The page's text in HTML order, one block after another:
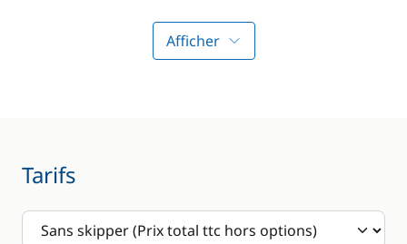
Pilote automatique
Afficher
Tarifs